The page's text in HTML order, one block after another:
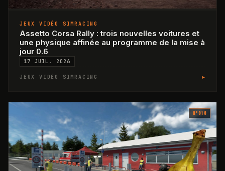
JEUX VIDÉO SIMRACING
Assetto Corsa Rally : trois nouvelles voitures et
une physique affinée au programme de la mise à
jour 0.6
17 JUIL. 2026
JEUX VIDÉO SIMRACING ▸
N°018